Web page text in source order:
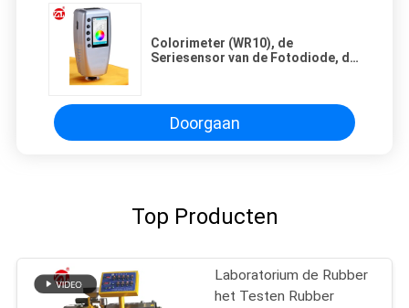
Colorimeter (WR10), de
Seriesensor van de Fotodiode, de
Doorgaan
Top Producten
Laboratorium de Rubber
het Testen Rubber